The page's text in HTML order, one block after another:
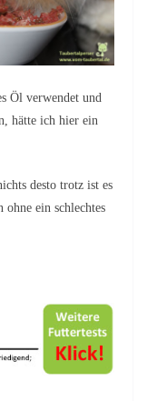
Öl verwendet und
hätte ich hier ein
desto trotz ist es
ohne ein schlechtes